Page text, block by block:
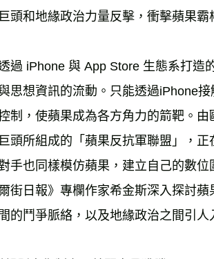
頭和地緣政治力量反擊，衝擊蘋果霸
過 iPhone 與 App Store 生態系打造
思想資訊的流動。只能透過iPhone
制，使蘋果成為各方角力的箭靶。
頭所組成的「蘋果反抗軍聯盟」，
手也同樣模仿蘋果，建立自己的數位
街日報》專欄作家希金斯深入探討
的鬥爭脈絡，以及地緣政治之間引人